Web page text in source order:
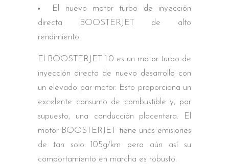
El nuevo motor turbo de inyección
directa BOOSTERJET de alto
rendimiento.
El BOOSTERJET 1.0 es un motor turbo de
inyección directa de nuevo desarrollo con
un elevado par motor. Esto proporciona un
excelente consumo de combustible y, por
supuesto, una conducción placentera. El
motor BOOSTERJET tiene unas emisiones
de tan solo 105g/km pero aún así su
comportamiento en marcha es robusto.